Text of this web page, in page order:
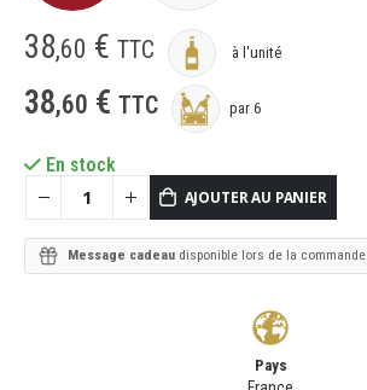
38,60 € TTC à l'unité
38,60 € TTC par 6
En stock
AJOUTER AU PANIER
Message cadeau disponible lors de la commande
Pays